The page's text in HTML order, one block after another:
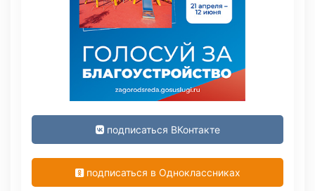
подписаться ВКонтакте
подписаться в Одноклассниках